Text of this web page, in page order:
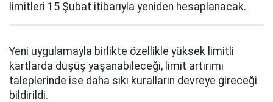
limitleri 15 Şubat itibarıyla yeniden hesaplanacak.
Yeni uygulamayla birlikte özellikle yüksek limitli
kartlarda düşüş yaşanabileceği, limit artırımı
taleplerinde ise daha sıkı kuralların devreye gireceği
bildirildi.